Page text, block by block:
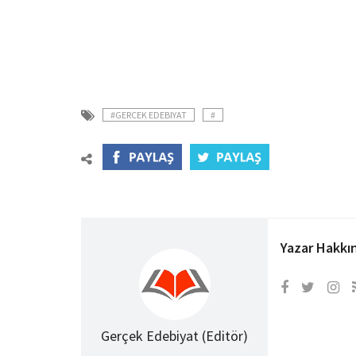
#GERCEK EDEBIYAT #
Gerçek Edebiyat (Editör)
Yazar